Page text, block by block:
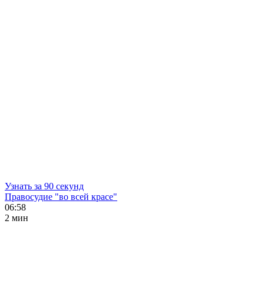
Узнать за 90 секунд
Правосудие "во всей красе"
06:58
2 мин